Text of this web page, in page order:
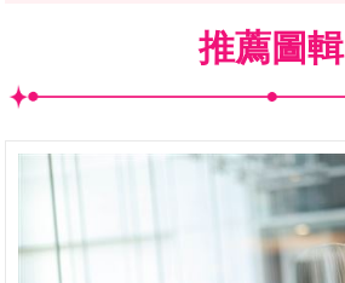
推薦圖輯